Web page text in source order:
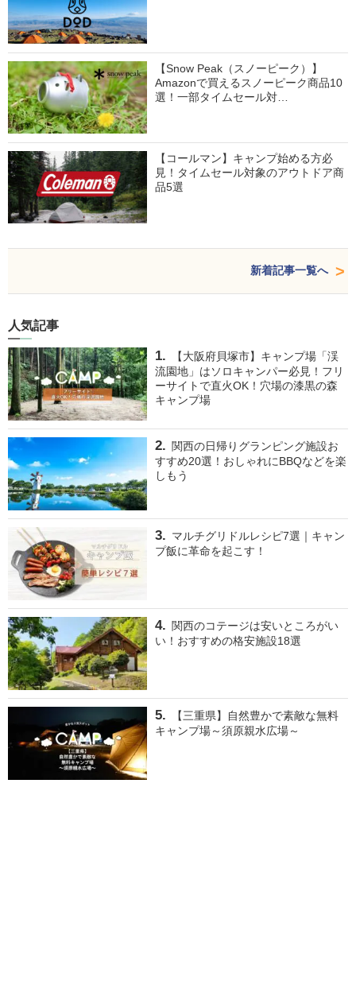
【Snow Peak（スノーピーク）】
Amazonで買えるスノーピーク商品10
選！一部タイムセール対…
【コールマン】キャンプ始める方必
見！タイムセール対象のアウトドア商
品5選
新着記事一覧へ
人気記事
【大阪府貝塚市】キャンプ場「渓
流園地」はソロキャンパー必見！フリ
ーサイトで直火OK！穴場の漆黒の森
キャンプ場
関西の日帰りグランピング施設お
すすめ20選！おしゃれにBBQなどを楽
しもう
マルチグリドルレシピ7選｜キャン
プ飯に革命を起こす！
関西のコテージは安いところがい
い！おすすめの格安施設18選
【三重県】自然豊かで素敵な無料
キャンプ場～須原親水広場～